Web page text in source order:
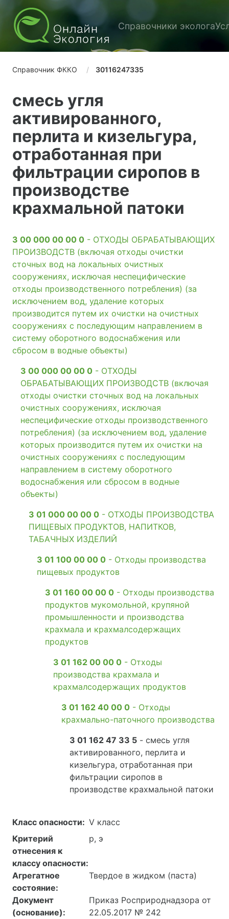
Справочники эколога
Справочник ФККО 30116247335
смесь угля
активированного,
перлита и кизельгура,
отработанная при
фильтрации сиропов в
производстве
крахмальной патоки
3 00 000 00 00 0 - ОТХОДЫ ОБРАБАТЫВАЮЩИХ
ПРОИЗВОДСТВ (включая отходы очистки
сточных вод на локальных очистных
сооружениях, исключая неспецифические
отходы производственного потребления) (за
исключением вод, удаление которых
производится путем их очистки на очистных
сооружениях с последующим направлением в
систему оборотного водоснабжения или
сбросом в водные объекты)
3 00 000 00 00 0 - ОТХОДЫ
ОБРАБАТЫВАЮЩИХ ПРОИЗВОДСТВ (включая
отходы очистки сточных вод на локальных
очистных сооружениях, исключая
неспецифические отходы производственного
потребления) (за исключением вод, удаление
которых производится путем их очистки на
очистных сооружениях с последующим
направлением в систему оборотного
водоснабжения или сбросом в водные
объекты)
3 01 000 00 00 0 - ОТХОДЫ ПРОИЗВОДСТВА
ПИЩЕВЫХ ПРОДУКТОВ, НАПИТКОВ,
ТАБАЧНЫХ ИЗДЕЛИЙ
3 01 100 00 00 0 - Отходы производства
пищевых продуктов
3 01 160 00 00 0 - Отходы производства
продуктов мукомольной, крупяной
промышленности и производства
крахмала и крахмалсодержащих
продуктов
3 01 162 00 00 0 - Отходы
производства крахмала и
крахмалсодержащих продуктов
3 01 162 40 00 0 - Отходы
крахмально-паточного производства
3 01 162 47 33 5 - смесь угля
активированного, перлита и
кизельгура, отработанная при
фильтрации сиропов в
производстве крахмальной патоки
Класс опасности: V класс
Критерий
отнесения к
классу опасности:
р, э
Агрегатное
состояние:
Твердое в жидком (паста)
Документ
(основание):
Приказ Росприроднадзора от
22.05.2017 № 242